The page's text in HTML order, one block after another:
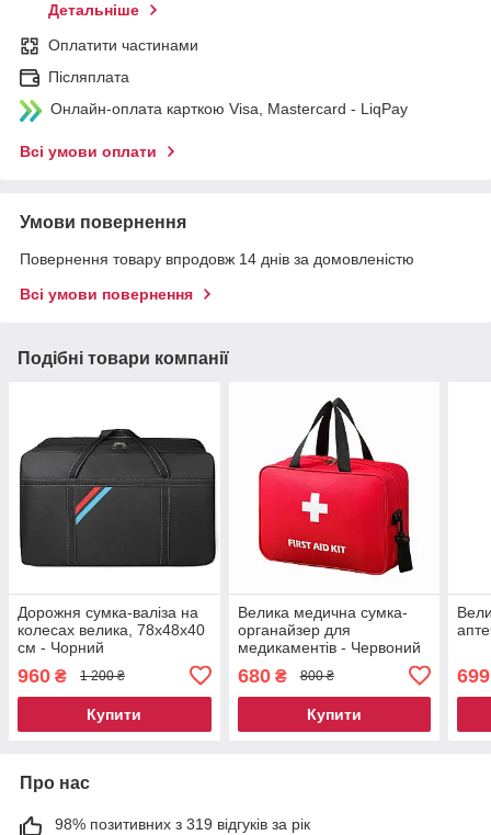
Детальніше
Оплатити частинами
Післяплата
Онлайн-оплата карткою Visa, Mastercard - LiqPay
Всі умови оплати
Умови повернення
Повернення товару впродовж 14 днів за домовленістю
Всі умови повернення
Подібні товари компанії
Дорожня сумка-валіза на
колесах велика, 78x48x40
см - Чорний
960 ₴ 1 200 ₴
Купити
Велика медична сумка-
органайзер для
медикаментів - Червоний
680₴ 800 ₴
Купити
699
Про нас
98% позитивних з 319 відгуків за рік